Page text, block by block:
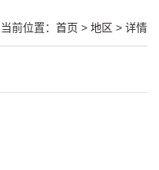
当前位置： 首页 > 地区 > 详情